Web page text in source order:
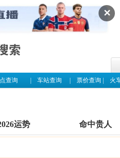
✕
查询 | 车站查询 | 票价查询 |
火
运势 命中贵人